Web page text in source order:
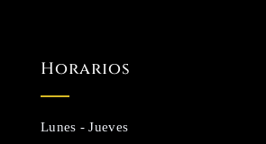
Horarios
Lunes - Jueves